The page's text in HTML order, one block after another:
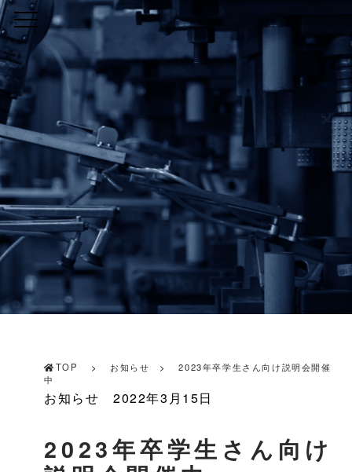
TOP お知らせ
2023年卒学生さん向け説明会開催
中
お知らせ 2022年3月15日
2023年卒学生さん向け